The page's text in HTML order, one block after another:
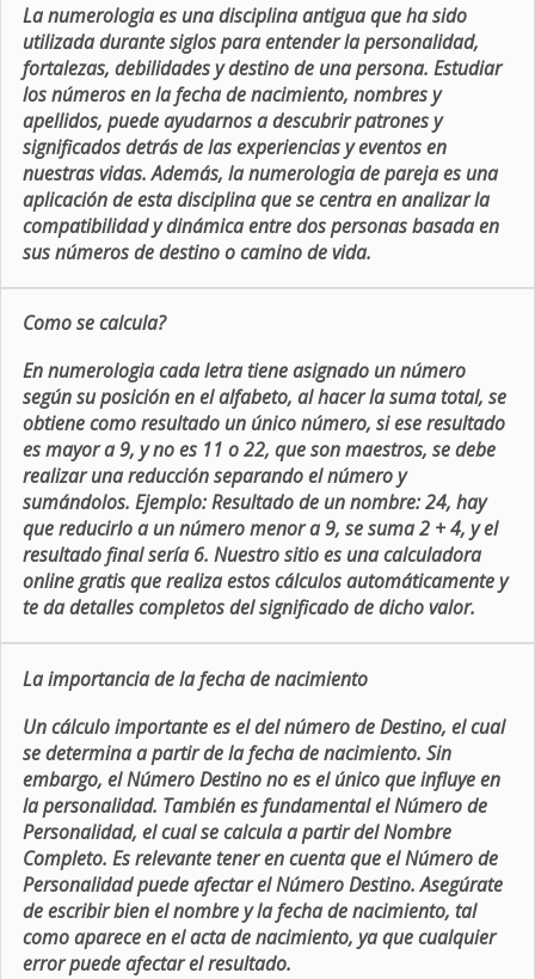
La numerologia es una disciplina antigua que ha sido
utilizada durante siglos para entender la personalidad,
fortalezas, debilidades y destino de una persona. Estudiar
los números en la fecha de nacimiento, nombres y
apellidos, puede ayudarnos a descubrir patrones y
significados detrás de las experiencias y eventos en
nuestras vidas. Además, la numerologia de pareja es una
aplicación de esta disciplina que se centra en analizar la
compatibilidad y dinámica entre dos personas basada en
sus números de destino o camino de vida.
Como se calcula?
En numerologia cada letra tiene asignado un número
según su posición en el alfabeto, al hacer la suma total, se
obtiene como resultado un único número, si ese resultado
es mayor a 9, y no es 11 o 22, que son maestros, se debe
realizar una reducción separando el número y
sumándolos. Ejemplo: Resultado de un nombre: 24, hay
que reducirlo a un número menor a 9, se suma 2 + 4, y el
resultado final sería 6. Nuestro sitio es una calculadora
online gratis que realiza estos cálculos automáticamente y
te da detalles completos del significado de dicho valor.
La importancia de la fecha de nacimiento
Un cálculo importante es el del número de Destino, el cual
se determina a partir de la fecha de nacimiento. Sin
embargo, el Número Destino no es el único que influye en
la personalidad. También es fundamental el Número de
Personalidad, el cual se calcula a partir del Nombre
Completo. Es relevante tener en cuenta que el Número de
Personalidad puede afectar el Número Destino. Asegúrate
de escribir bien el nombre y la fecha de nacimiento, tal
como aparece en el acta de nacimiento, ya que cualquier
error puede afectar el resultado.